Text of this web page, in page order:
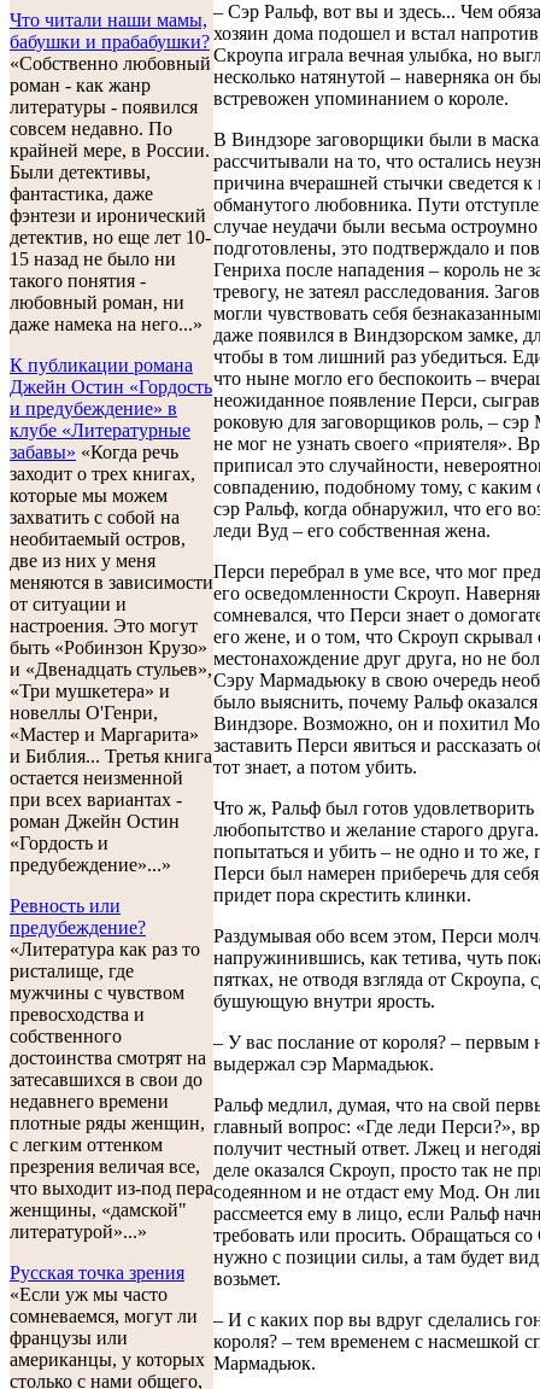
Что читали наши мамы,
бабушки и прабабушки?
«Собственно любовный
роман - как жанр
литературы - появился
совсем недавно. По
крайней мере, в России.
Были детективы,
фантастика, даже
фэнтези и иронический
детектив, но еще лет 10-
15 назад не было ни
такого понятия -
любовный роман, ни
даже намека на него...»
К публикации романа
Джейн Остин «Гордость
и предубеждение» в
клубе «Литературные
забавы» «Когда речь
заходит о трех книгах,
которые мы можем
захватить с собой на
необитаемый остров,
две из них у меня
меняются в зависимости
от ситуации и
настроения. Это могут
быть «Робинзон Крузо»
и «Двенадцать стульев»,
«Три мушкетера» и
новеллы О'Генри,
«Мастер и Маргарита»
и Библия... Третья книга
остается неизменной
при всех вариантах -
роман Джейн Остин
«Гордость и
предубеждение»...»
Ревность или
предубеждение?
«Литература как раз то
ристалище, где
мужчины с чувством
превосходства и
собственного
достоинства смотрят на
затесавшихся в свои до
недавнего времени
плотные ряды женщин,
с легким оттенком
презрения величая все,
что выходит из-под пера
женщины, «дамской"
литературой»...»
Русская точка зрения
«Если уж мы часто
сомневаемся, могут ли
французы или
американцы, у которых
столько с нами общего,
– Сэр Ральф, вот вы и здесь... Чем
хозяин дома подошел и встал
Скроупа играла вечная улыбка, но
несколько натянутой – наверняка он
встревожен упоминанием о короле.
В Виндзоре заговорщики были в
рассчитывали на то, что остались
причина вчерашней стычки сведется к
обманутого любовника. Пути
случае неудачи были весьма остроумно
подготовлены, это подтверждало и
Генриха после нападения – король не
тревогу, не затеял расследования.
могли чувствовать себя
даже появился в Виндзорском замке,
чтобы в том лишний раз убедиться.
что ныне могло его беспокоить –
неожиданное появление Перси,
роковую для заговорщиков роль, –
не мог не узнать своего «приятеля».
приписал это случайности,
совпадению, подобному тому, с каким
сэр Ральф, когда обнаружил, что его
леди Вуд – его собственная жена.
Перси перебрал в уме все, что мог
его осведомленности Скроуп.
сомневался, что Перси знает о
его жене, и о том, что Скроуп скрывал
местонахождение друг друга, но не
Сэру Мармадьюку в свою очередь
было выяснить, почему Ральф
Виндзоре. Возможно, он и похитил
заставить Перси явиться и рассказать
тот знает, а потом убить.
Что ж, Ральф был готов удовлетворить
любопытство и желание старого
попытаться и убить – не одно и то же,
Перси был намерен приберечь для
придет пора скрестить клинки.
Раздумывая обо всем этом, Перси
напружинившись, как тетива, чуть
пятках, не отводя взгляда от Скроупа,
бушующую внутри ярость.
– У вас послание от короля? – первым
выдержал сэр Мармадьюк.
Ральф медлил, думая, что на свой
главный вопрос: «Где леди Перси?»,
получит честный ответ. Лжец и
деле оказался Скроуп, просто так не
содеянном и не отдаст ему Мод. Он
рассмеется ему в лицо, если Ральф
требовать или просить. Обращаться
нужно с позиции силы, а там будет
возьмет.
– И с каких пор вы вдруг сделались
короля? – тем временем с насмешкой
Мармадьюк.